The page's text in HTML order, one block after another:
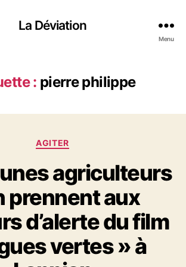
La Déviation
Menu
: pierre philippe
C
t
é
g
o
r
i
e
AGITER
agriculteurs
prennent aux
d’alerte du film
vertes » à